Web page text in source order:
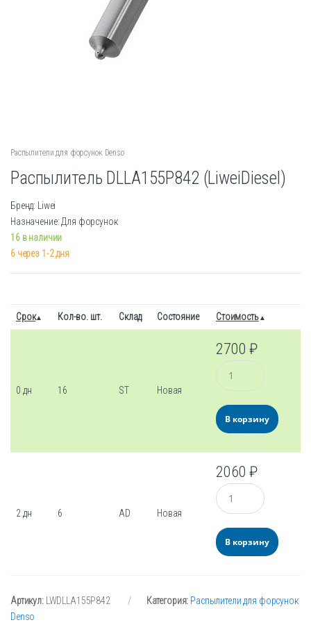
Распылители для форсунок Denso
Распылитель DLLA155P842 (LiweiDiesel)
Бренд: Liwei
Назначение: Для форсунок
16 в наличии
6 через 1-2 дня
Срок Кол-во. шт. Склад Состояние Стоимость
0 дн 16 ST Новая
2700₽
Количество
В корзину
2 дн 6 AD Новая
2060₽
Количество
В корзину
Артикул: LWDLLA155P842 Категория: Распылители для форсунок
Denso